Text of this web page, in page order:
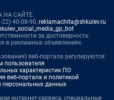
НА САЙТЕ
40-08-90, reklamachita@shkulev.ru
за достоверность
в рекламных объявлениях.
веб-портала регулируются:
пользователя
характеристик ПО
веб-портала и политикой
персональных данных
интернет-сервиса, специальные